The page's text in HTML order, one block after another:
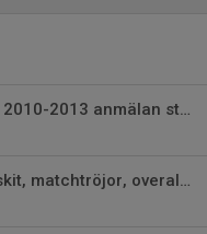
Sista chansen: Skills Camp 2010-2013 anmälan stänger onsdag
Klubbprofil 26/27 - träningskit, matchtröjor, overaller osv